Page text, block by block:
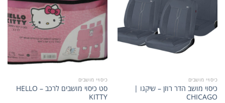
כיסויי מושבים
כיסוי מושב הדר רוזן – שיקגו |
CHICAGO
כיסויי מושבים
סט כיסוי מושבים לרכב – HELLO
KITTY